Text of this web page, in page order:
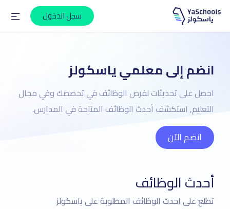
سجل الدخول
انضم إلى معلمي ياسكولز
احصل على تحديثات لفرص الوظائف في تخصصك وفي مجال
التعليم, استكشف أحدث الوظائف المتاحة في المدارس.
انضم الآن
أحدث الوظائف
تطلع على احدث الوظائف المطلوبة على ياسكولز